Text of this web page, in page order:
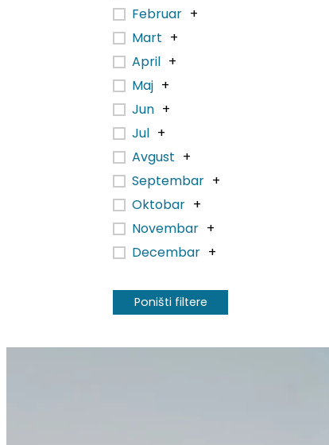
Februar +
Mart +
April +
Maj +
Jun +
Jul +
Avgust +
Septembar +
Oktobar +
Novembar +
Decembar +
Poništi filtere